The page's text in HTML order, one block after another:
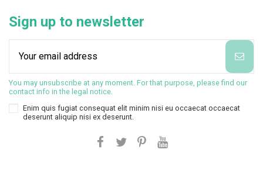
Sign up to newsletter
You may unsubscribe at any moment. For that purpose, please find our
contact info in the legal notice.
Enim quis fugiat consequat elit minim nisi eu occaecat occaecat
deserunt aliquip nisi ex deserunt.